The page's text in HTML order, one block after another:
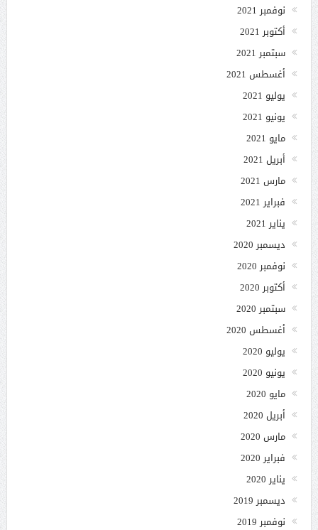
نوفمبر 2021
أكتوبر 2021
سبتمبر 2021
أغسطس 2021
يوليو 2021
يونيو 2021
مايو 2021
أبريل 2021
مارس 2021
فبراير 2021
يناير 2021
ديسمبر 2020
نوفمبر 2020
أكتوبر 2020
سبتمبر 2020
أغسطس 2020
يوليو 2020
يونيو 2020
مايو 2020
أبريل 2020
مارس 2020
فبراير 2020
يناير 2020
ديسمبر 2019
نوفمبر 2019